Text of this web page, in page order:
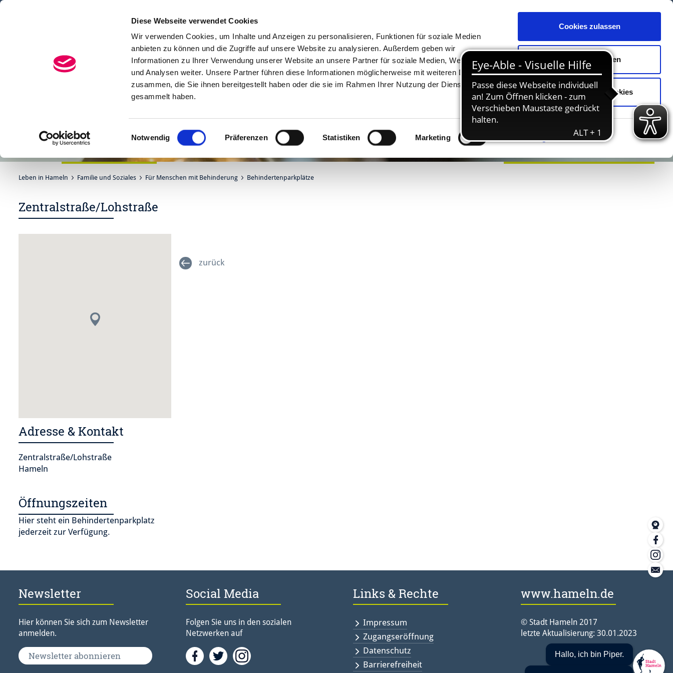
Diese Webseite verwendet Cookies
Wir verwenden Cookies, um Inhalte und Anzeigen zu personalisieren, Funktionen für soziale Medien
anbieten zu können und die Zugriffe auf unsere Website zu analysieren. Außerdem geben wir
Informationen zu Ihrer Verwendung unserer Website an unsere Partner für soziale Medien, Werbung
und Analysen weiter. Unsere Partner führen diese Informationen möglicherweise mit weiteren Daten
zusammen, die Sie ihnen bereitgestellt haben oder die sie im Rahmen Ihrer Nutzung der Dienste
gesammelt haben.
Einwilligungsauswahl
Notwendig Präferenzen Statistiken Marketing
Cookies zulassen
Auswahl erlauben
Nur notwendige Cookies
Suchen Erlebnisse Kontakt
Leben in Hameln Familie und Soziales Für Menschen mit Behinderung Behindertenparkplätze
Zentralstraße/Lohstraße
Adresse & Kontakt
Zentralstraße/Lohstraße
Hameln
Öffnungszeiten
Hier steht ein Behindertenparkplatz
jederzeit zur Verfügung.
zurück
Newsletter
Hier können Sie sich zum Newsletter
anmelden.
Newsletter abonnieren
Social Media
Folgen Sie uns in den sozialen
Netzwerken auf
FacebookTwitter<
Links & Rechte
Impressum
Zugangseröffnung
Datenschutz
Barrierefreiheit
www.hameln.de
© Stadt Hameln 2017
letzte Aktualisierung: 30.01.2023
Hallo, ich bin Piper.